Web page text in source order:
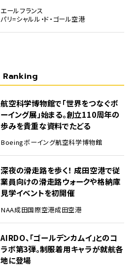
エールフランス
パリ=シャルル・ド・ゴール空港
Ranking
航空科学博物館で「世界をつなぐボ
ーイング展」始まる。創立110周年の
歩みを貴重な資料でたどる
Boeingボーイング航空科学博物館
深夜の滑走路を歩く！ 成田空港で従
業員向けの滑走路ウォークや格納庫
見学イベントを初開催
NAA成田国際空港成田空港
AIRDO、「ゴールデンカムイ」とのコ
ラボ第3弾。制服着用キャラが就航各
地に登場